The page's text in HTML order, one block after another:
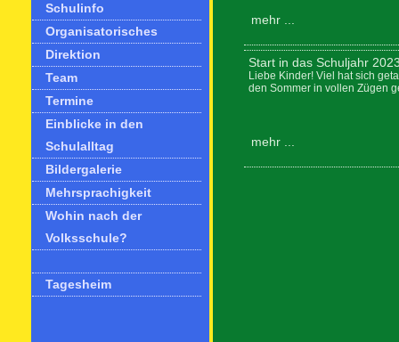
Schulinfo
Organisatorisches
Direktion
Team
Termine
Einblicke in den
Schulalltag
Bildergalerie
Mehrsprachigkeit
Wohin nach der
Volksschule?
Tagesheim
mehr ...
Start in das Schuljahr
Liebe Kinder! Viel hat sich
den Sommer in vollen Zügen
mehr ...